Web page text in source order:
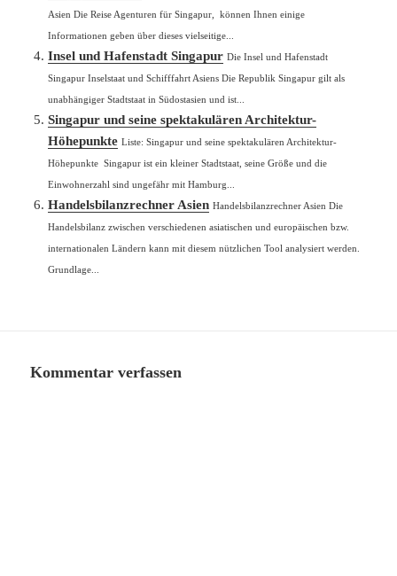
Asien Die Reise Agenturen für Singapur, können Ihnen einige
Informationen geben über dieses vielseitige...
Insel und Hafenstadt Singapur Die Insel und Hafenstadt
Singapur Inselstaat und Schifffahrt Asiens Die Republik Singapur gilt als
unabhängiger Stadtstaat in Südostasien und ist...
Singapur und seine spektakulären Architektur-
Höhepunkte Liste: Singapur und seine spektakulären Architektur-
Höhepunkte Singapur ist ein kleiner Stadtstaat, seine Größe und die
Einwohnerzahl sind ungefähr mit Hamburg...
Handelsbilanzrechner Asien Handelsbilanzrechner Asien Die
Handelsbilanz zwischen verschiedenen asiatischen und europäischen bzw.
internationalen Ländern kann mit diesem nützlichen Tool analysiert werden.
Grundlage...
Kommentar verfassen